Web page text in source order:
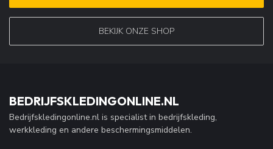
BEKIJK ONZE SHOP
BEDRIJFSKLEDINGONLINE.NL
Bedrijfskledingonline.nl is specialist in bedrijfskleding,
werkkleding en andere beschermingsmiddelen.